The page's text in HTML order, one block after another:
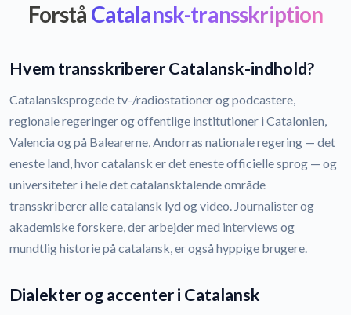
Forstå Catalansk-transskription
Hvem transskriberer Catalansk-indhold?
Catalansksprogede tv-/radiostationer og podcastere,
regionale regeringer og offentlige institutioner i Catalonien,
Valencia og på Balearerne, Andorras nationale regering — det
eneste land, hvor catalansk er det eneste officielle sprog — og
universiteter i hele det catalansktalende område
transskriberer alle catalansk lyd og video. Journalister og
akademiske forskere, der arbejder med interviews og
mundtlig historie på catalansk, er også hyppige brugere.
Dialekter og accenter i Catalansk